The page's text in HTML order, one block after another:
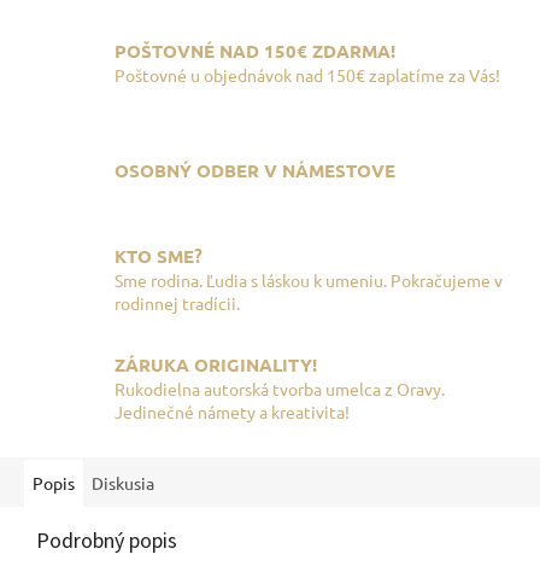
POŠTOVNÉ NAD 150€ ZDARMA!
Poštovné u objednávok nad 150€ zaplatíme za Vás!
OSOBNÝ ODBER V NÁMESTOVE
KTO SME?
Sme rodina. Ľudia s láskou k umeniu. Pokračujeme v
rodinnej tradícii.
ZÁRUKA ORIGINALITY!
Rukodielna autorská tvorba umelca z Oravy.
Jedinečné námety a kreativita!
Popis Diskusia
Podrobný popis